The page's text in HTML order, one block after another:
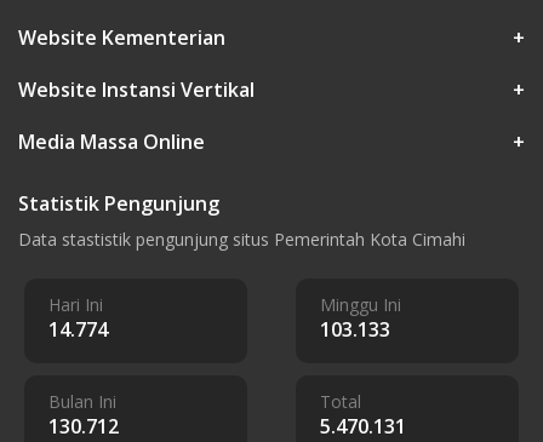
Website Kementerian
+
Website Instansi Vertikal
+
Media Massa Online
+
Statistik Pengunjung
Data stastistik pengunjung situs Pemerintah Kota Cimahi
Hari Ini
14.774
Minggu Ini
103.133
Bulan Ini
130.712
Total
5.470.131